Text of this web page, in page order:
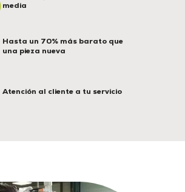
media
Hasta un 70% más barato que
una pieza nueva
Atención al cliente a tu servicio